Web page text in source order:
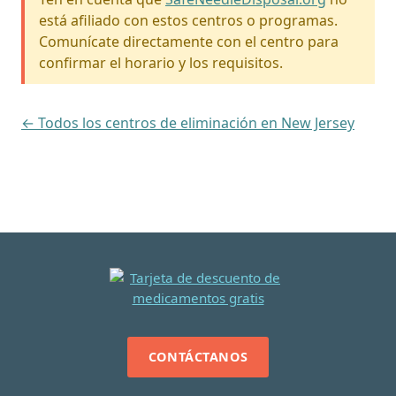
está afiliado con estos centros o programas.
Comunícate directamente con el centro para
confirmar el horario y los requisitos.
← Todos los centros de eliminación en New Jersey
CONTÁCTANOS